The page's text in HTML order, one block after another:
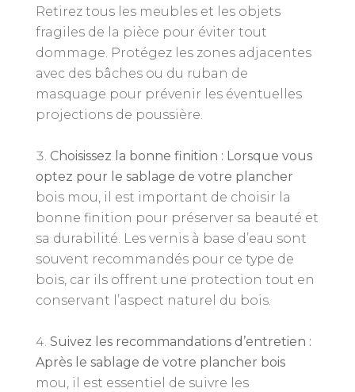
Retirez tous les meubles et les objets
fragiles de la pièce pour éviter tout
dommage. Protégez les zones adjacentes
avec des bâches ou du ruban de
masquage pour prévenir les éventuelles
projections de poussière.
Choisissez la bonne finition : Lorsque vous
optez pour le sablage de votre plancher
bois mou, il est important de choisir la
bonne finition pour préserver sa beauté et
sa durabilité. Les vernis à base d’eau sont
souvent recommandés pour ce type de
bois, car ils offrent une protection tout en
conservant l’aspect naturel du bois.
Suivez les recommandations d’entretien :
Après le sablage de votre plancher bois
mou, il est essentiel de suivre les